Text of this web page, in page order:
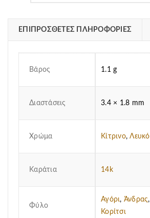
ΕΠΙΠΡΌΣΘΕΤΕΣ ΠΛΗΡΟΦΟΡΊΕΣ
Βάρος 1.1 g
Διαστάσεις 3.4 × 1.8 mm
Χρώμα Κίτρινο,Λευκό
Καράτια 14k
Φύλο
Αγόρι, Άνδρας,
Κορίτσι